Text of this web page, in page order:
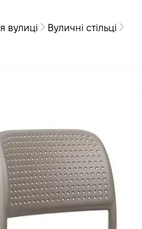
вулиці
Вуличні стільці